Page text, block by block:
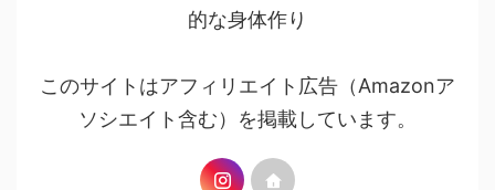
的な身体作り
このサイトはアフィリエイト広告（Amazonア
ソシエイト含む）を掲載しています。